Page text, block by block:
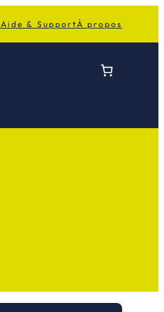
Aide & SupportÀ propos